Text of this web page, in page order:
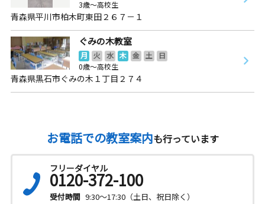
3歳～高校生
青森県平川市柏木町東田２６７－１
ぐみの木教室
月 火 水 木 金 土
日
0歳～高校生
青森県黒石市ぐみの木１丁目２７４
お電話での教室案内も行っています
フリーダイヤル
0120-372-100
受付時間 9:30～17:30（土日、祝日除く）